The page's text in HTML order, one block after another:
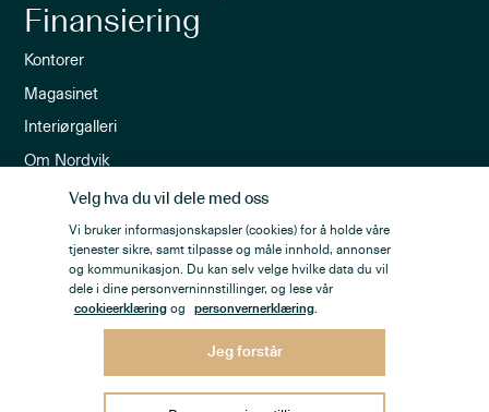
Finansiering
Kontorer
Magasinet
Interiørgalleri
Om Nordvik
Ledige stillinger
Nordvik-appen
Nyhetsbrev
Velg hva du vil dele med oss
Vi bruker informasjonskapsler (cookies) for å holde våre
tjenester sikre, samt tilpasse og måle innhold, annonser
og kommunikasjon. Du kan selv velge hvilke data du vil
dele i dine personverninnstillinger, og lese vår
cookieerklæringog personvernerklæring.
Jeg forstår